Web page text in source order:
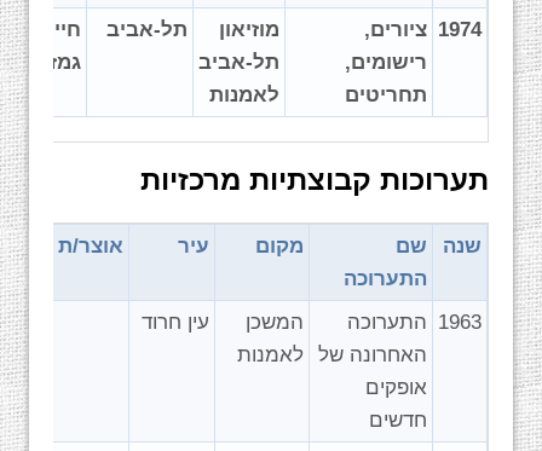
1974 ציורים,
רישומים,
תחריטים
מוזיאון
תל-אביב
לאמנות
תל-אביב
חיים
גמזו
תערוכות קבוצתיות מרכזיות
שנה
שם
התערוכה
מקום עיר אוצר/ת
1963 התערוכה
האחרונה של
אופקים
חדשים
המשכן
לאמנות
עין חרוד